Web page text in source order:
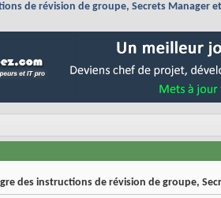
de révision de groupe, Secrets Manager
des instructions de révision de groupe,